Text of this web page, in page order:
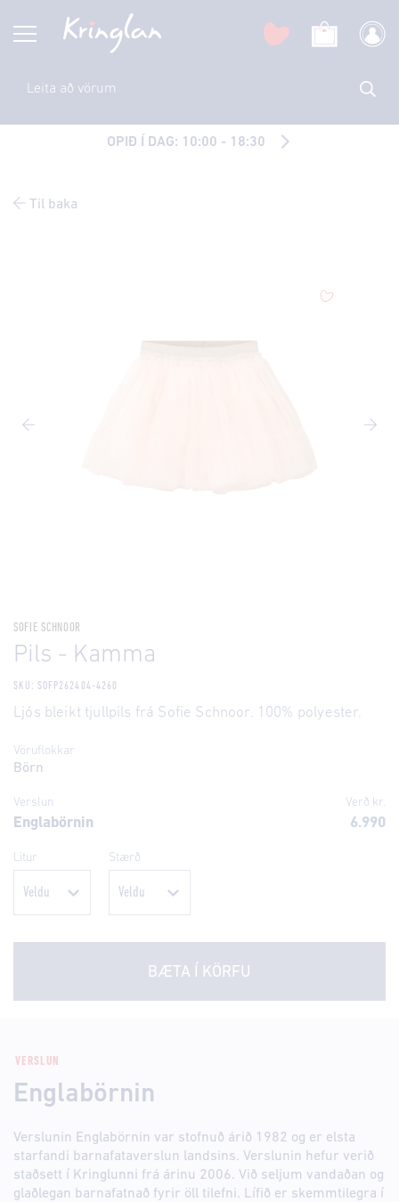
OPIÐ Í DAG: 10:00 - 18:30
Til baka
SOFIE SCHNOOR
Pils - Kamma
SKU: SOFP262404-4260
Ljós bleikt tjullpils frá Sofie Schnoor. 100% polyester.
Vöruflokkar
Börn
Verslun Verð kr.
Englabörnin 6.990
Litur Stærð
BÆTA Í KÖRFU
VERSLUN
Englabörnin
Verslunin Englabörnin var stofnuð árið 1982 og er elsta
starfandi barnafataverslun landsins. Verslunin hefur verið
staðsett í Kringlunni frá árinu 2006. Við seljum vandaðan og
glaðlegan barnafatnað fyrir öll tilefni. Lífið er skemmtilegra í